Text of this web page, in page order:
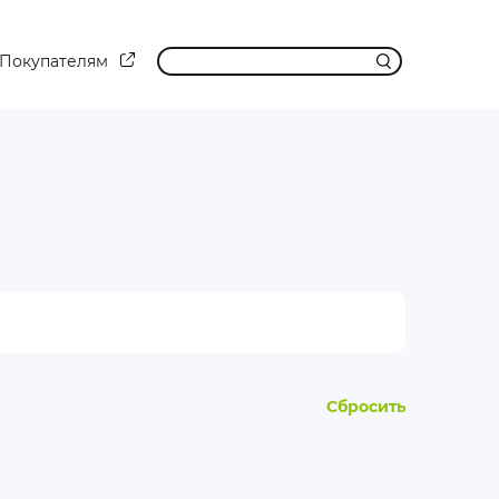
Покупателям
Сбросить